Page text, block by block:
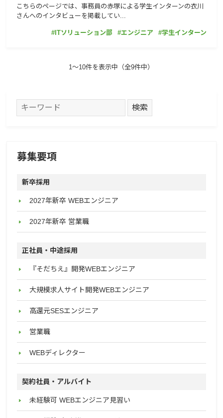
こちらのページでは、事務員の赤塚による学生インターンの衣川
さんへのインタビューを掲載してい...
ITソリューション部 エンジニア 学生インターン
1〜10件を表示中（全9件中）
募集要項
新卒採用
2027年新卒 WEBエンジニア
2027年新卒 営業職
正社員・中途採用
『そだちえ』開発WEBエンジニア
大規模求人サイト開発WEBエンジニア
高還元SESエンジニア
営業職
WEBディレクター
契約社員・アルバイト
未経験可 WEBエンジニア見習い